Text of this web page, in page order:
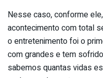
Nesse caso, conforme
acontecimento com total
o entretenimento foi o
com grandes e tem
sabemos quantas vidas